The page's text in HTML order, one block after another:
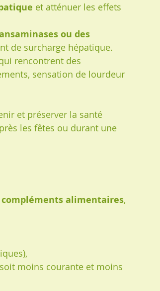
et atténuer les effets
ou des
de surcharge hépatique.
rencontrent des
sensation de lourdeur
et préserver la santé
les fêtes ou durant une
compléments alimentaires,
moins courante et moins